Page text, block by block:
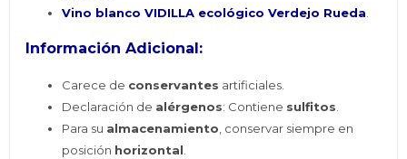
Vino blanco VIDILLA ecológico Verdejo Rueda.
Información Adicional:
Carece de conservantes artificiales.
Declaración de alérgenos: Contiene sulfitos.
Para su almacenamiento, conservar siempre en
posición horizontal.